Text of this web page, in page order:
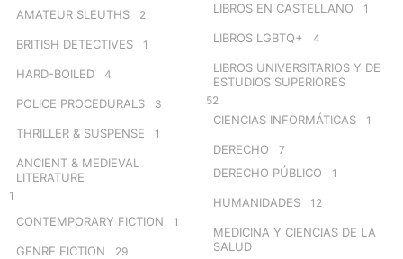
AMATEUR SLEUTHS 2
BRITISH DETECTIVES 1
HARD-BOILED 4
POLICE PROCEDURALS 3
THRILLER & SUSPENSE 1
ANCIENT & MEDIEVAL
LITERATURE
1
CONTEMPORARY FICTION 1
GENRE FICTION 29
LIBROS EN CASTELLANO 1
LIBROS LGBTQ+ 4
LIBROS UNIVERSITARIOS Y DE
ESTUDIOS SUPERIORES
52
CIENCIAS INFORMÁTICAS 1
DERECHO 7
DERECHO PÚBLICO 1
HUMANIDADES 12
MEDICINA Y CIENCIAS DE LA
SALUD